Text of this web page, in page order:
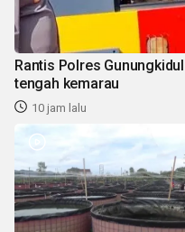
Rantis Polres
tengah kemarau
10 jam lalu